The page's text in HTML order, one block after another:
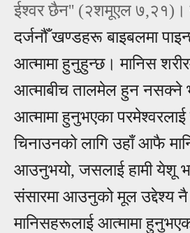
ईश्‍वर छैन'' (२शमूएल ७,२१)।
दर्जनौँ खण्डहरू बाइबलमा
आत्मामा हुनुहुन्छ। मानिस
आत्माबीच तालमेल हुन नसक्ने
आत्मामा हुनुभएका
चिनाउनको लागि उहाँ आफै
आउनुभयो, जसलाई हामी येशू
संसारमा आउनुको मूल उद्देश्य नै
मानिसहरूलाई आत्मामा